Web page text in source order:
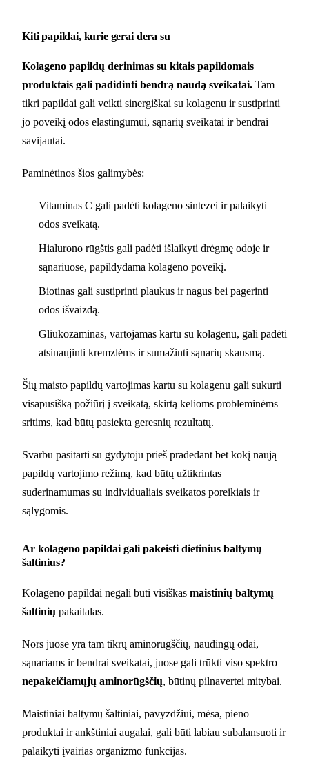
Kiti papildai, kurie gerai dera su
Kolageno papildų derinimas su kitais papildomais
produktais gali padidinti bendrą naudą sveikatai. Tam
tikri papildai gali veikti sinergiškai su kolagenu ir sustiprinti
jo poveikį odos elastingumui, sąnarių sveikatai ir bendrai
savijautai.
Paminėtinos šios galimybės:
Vitaminas C gali padėti kolageno sintezei ir palaikyti
odos sveikatą.
Hialurono rūgštis gali padėti išlaikyti drėgmę odoje ir
sąnariuose, papildydama kolageno poveikį.
Biotinas gali sustiprinti plaukus ir nagus bei pagerinti
odos išvaizdą.
Gliukozaminas, vartojamas kartu su kolagenu, gali padėti
atsinaujinti kremzlėms ir sumažinti sąnarių skausmą.
Šių maisto papildų vartojimas kartu su kolagenu gali sukurti
visapusišką požiūrį į sveikatą, skirtą kelioms probleminėms
sritims, kad būtų pasiekta geresnių rezultatų.
Svarbu pasitarti su gydytoju prieš pradedant bet kokį naują
papildų vartojimo režimą, kad būtų užtikrintas
suderinamumas su individualiais sveikatos poreikiais ir
sąlygomis.
Ar kolageno papildai gali pakeisti dietinius baltymų
šaltinius?
Kolageno papildai negali būti visiškas maistinių baltymų
šaltinių pakaitalas.
Nors juose yra tam tikrų aminorūgščių, naudingų odai,
sąnariams ir bendrai sveikatai, juose gali trūkti viso spektro
nepakeičiamųjų aminorūgščių, būtinų pilnavertei mitybai.
Maistiniai baltymų šaltiniai, pavyzdžiui, mėsa, pieno
produktai ir ankštiniai augalai, gali būti labiau subalansuoti ir
palaikyti įvairias organizmo funkcijas.